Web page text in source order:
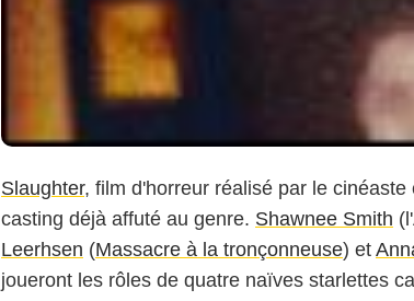
Slaughter, film d'horreur réalisé par le cinéaste
casting déjà affuté au genre. Shawnee Smith
Leerhsen (Massacre à la tronçonneuse) et
joueront les rôles de quatre naïves starlettes